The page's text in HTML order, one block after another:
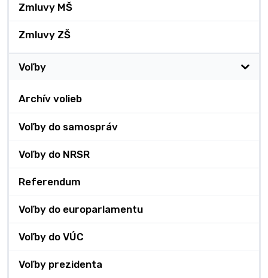
Zmluvy MŠ
Zmluvy ZŠ
Voľby
Archív volieb
Voľby do samospráv
Voľby do NRSR
Referendum
Voľby do europarlamentu
Voľby do VÚC
Voľby prezidenta